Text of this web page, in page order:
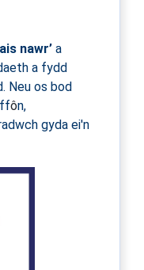
nawr’ a
a fydd
Neu os bod
ôn,
gyda ei'n